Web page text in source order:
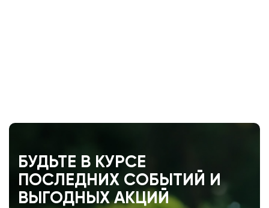
БУДЬТЕ В КУРСЕ
ПОСЛЕДНИХ СОБЫТИЙ И
ВЫГОДНЫХ АКЦИЙ